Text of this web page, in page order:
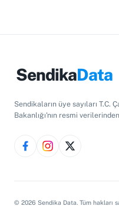
SendikaData
Sendikaların üye sayıları T.C.
Bakanlığı'nın resmi
© 2026 Sendika Data. Tüm hakları